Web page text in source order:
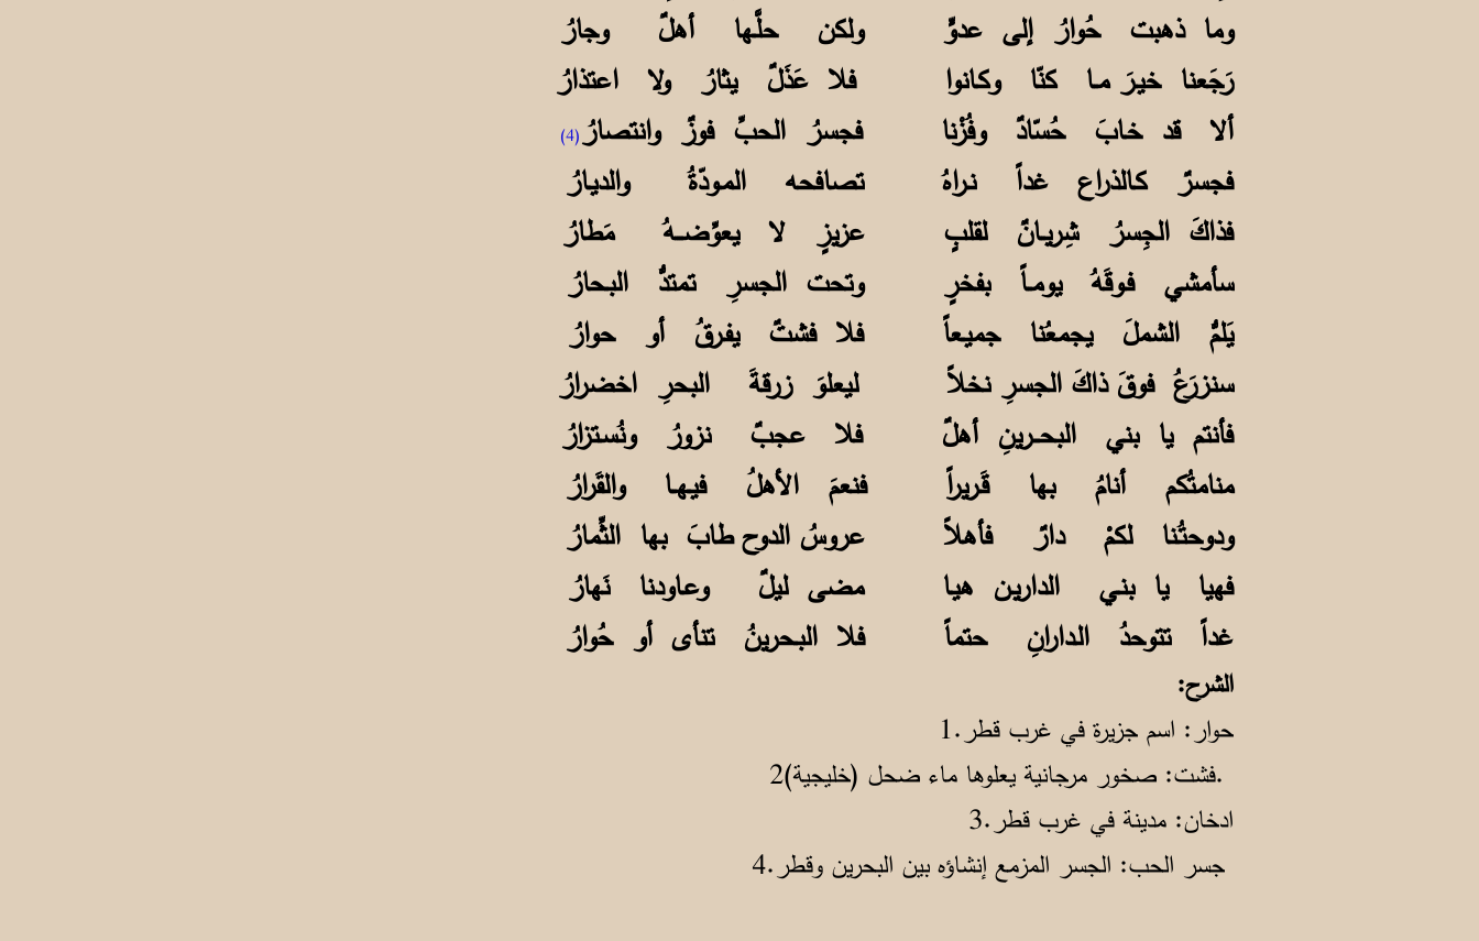
وما ذهبت حُوارُ إلى عدوٍّ ولكن حلَّـها أهلٌ وجارُ
رَجَعنا خيـرَ مــا كنّا وكـانوا فلا عَذَلٌ يثارُ ولا اعتذارُ
ألا قد خـابَ حُسّادٌ وفُزْنا فجسرُ الحبِّ فوزٌ وانتصارُ(4)
فجسرٌ كـالذراع غداً نـراهُ تصافحه المـودّةُ والديـارُ
فذاكَ الجِسرُ شِريــانٌ لقلبٍ عزيزٍ لا يعوِّضـــهُ مَطارُ
سأمشي فـوقَهُ يومــاً بفخرٍ وتحت الجسرِ تمتدُّ البـحارُ
يَلمُّ الشملَ يجمعُنا جميـعاً فلا فشتٌ يفـرقُ أو حوارُ
سنزرَعُ فوقَ ذاكَ الجسرِ نخلاً ليعلوَ زرقةَ البحرِ اخضرارُ
فأنتم يا بني البحـــرينِ أهلٌ فلا عجبٌ نزورُ ونُسـتزارُ
منامتُكم أنامُ بها قَـريراً فنعمَ الأهلُ فيـهــا والقَرارُ
ودوحتُـنا لكمْ دارٌ فأهلاً عروسُ الدوح طابَ بها الثِّمارُ
فهيا يا بنـي الداريـن هيـا مضى ليلٌ وعـاودنا نَهارُ
غداً تتوحدُ الـدارانِ حتماً فلا البـحرينُ تنأى أو حُوارُ
الشرح:
حوار: اسم جزيرة في غرب قطر.1
فشت: صخور مرجانية يعلوها ماء ضحل (خليجية)2.
ادخان: مدينة في غرب قطر.3
جسر الحب: الجسر المزمع إنشاؤه بين البحرين وقطر.4